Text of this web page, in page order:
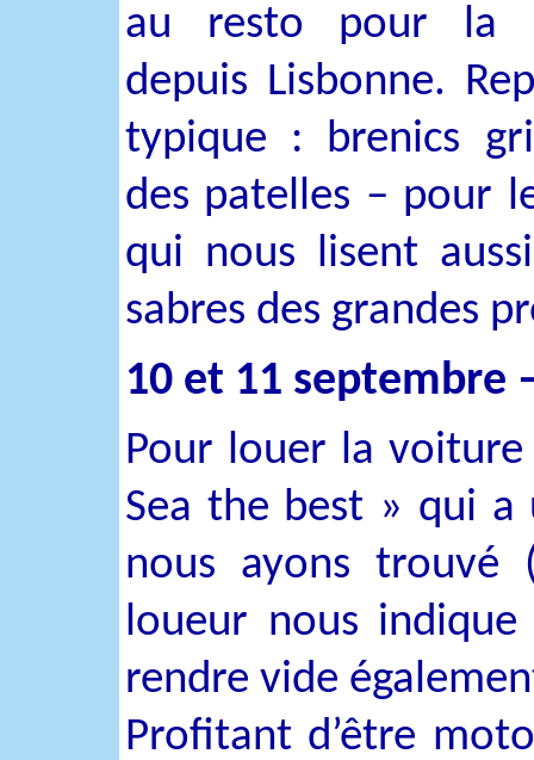
au resto pour la
depuis Lisbonne.
typique : brenics
des patelles – pour
qui nous lisent
sabres des grandes
10 et 11 septembre
Pour louer la voiture
Sea the best » qui
nous ayons trouvé
loueur nous
rendre vide
Profitant d’être